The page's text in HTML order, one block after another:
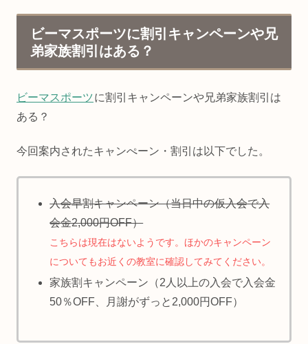
ビーマスポーツに割引キャンペーンや兄
弟家族割引はある？
ビーマスポーツに割引キャンペーンや兄弟家族割引は
ある？
今回案内されたキャンぺーン・割引は以下でした。
入会早割キャンペーン（当日中の仮入会で入
会金2,000円OFF）
こちらは現在はないようです。ほかのキャンペーン
についてもお近くの教室に確認してみてください。
家族割キャンペーン（2人以上の入会で入会金
50％OFF、月謝がずっと2,000円OFF）